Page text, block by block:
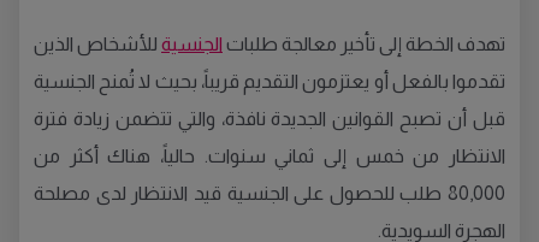
تهدف الخطة إلى تأخير معالجة طلبات الجنسية للأشخاص الذين
تقدموا بالفعل أو يعتزمون التقديم قريباً، بحيث لا تُمنح الجنسية
قبل أن تصبح القوانين الجديدة نافذة، والتي تتضمن زيادة فترة
الانتظار من خمس إلى ثماني سنوات. حالياً، هناك أكثر من
80,000 طلب للحصول على الجنسية قيد الانتظار لدى مصلحة
الهجرة السويدية.